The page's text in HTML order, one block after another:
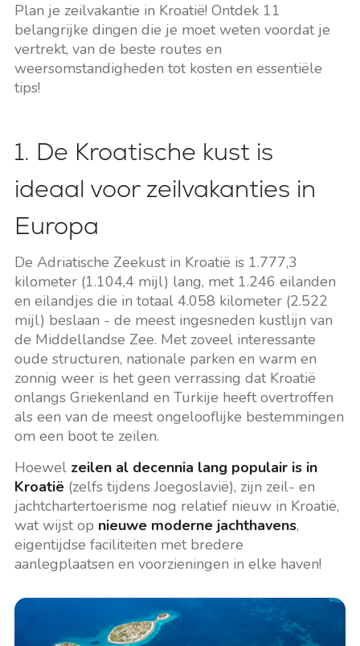
Plan je zeilvakantie in Kroatië! Ontdek 11
belangrijke dingen die je moet weten voordat je
vertrekt, van de beste routes en
weersomstandigheden tot kosten en essentiële
tips!
1. De Kroatische kust is
ideaal voor zeilvakanties in
Europa
De Adriatische Zeekust in Kroatië is 1.777,3
kilometer (1.104,4 mijl) lang, met 1.246 eilanden
en eilandjes die in totaal 4.058 kilometer (2.522
mijl) beslaan - de meest ingesneden kustlijn van
de Middellandse Zee. Met zoveel interessante
oude structuren, nationale parken en warm en
zonnig weer is het geen verrassing dat Kroatië
onlangs Griekenland en Turkije heeft overtroffen
als een van de meest ongelooflijke bestemmingen
om een boot te zeilen.
Hoewel zeilen al decennia lang populair is in
Kroatië(zelfs tijdens Joegoslavië), zijn zeil- en
jachtchartertoerisme nog relatief nieuw in Kroatië,
wat wijst op nieuwe moderne jachthavens,
eigentijdse faciliteiten met bredere
aanlegplaatsen en voorzieningen in elke haven!